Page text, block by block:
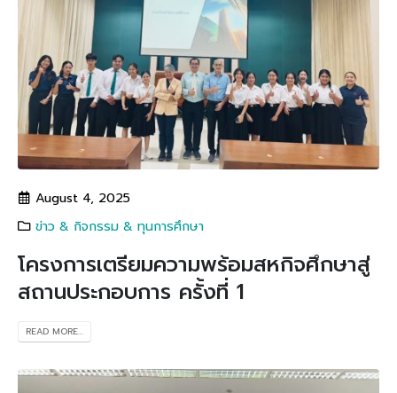
August 4, 2025
ข่าว & กิจกรรม & ทุนการศึกษา
โครงการเตรียมความพร้อมสหกิจศึกษาสู่
สถานประกอบการ ครั้งที่ 1
READ MORE...